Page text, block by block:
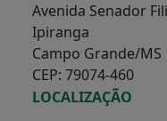
Avenida Senador
Ipiranga
Campo Grande/MS
CEP: 79074-460
LOCALIZAÇÃO